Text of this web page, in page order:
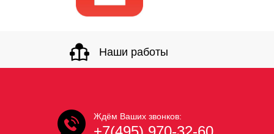
Наши работы
Ждём Ваших звонков: